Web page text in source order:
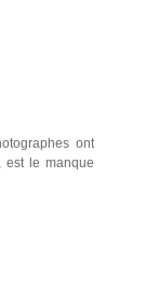
ont
est le manque